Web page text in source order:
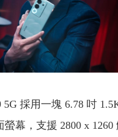
採用一塊 6.78 吋
幕，支援 2800 x 1260